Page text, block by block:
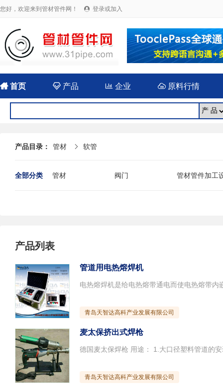
您好，欢迎来到管材管件网！  登录或加入
首页 产品  企业 原料行情
产品目录： 管材  软管
全部分类 管材 阀门
管材管件加工
产品列表
管道用电热熔焊机
青岛天智达高科产业发展有限公司
麦太保挤出式焊枪
青岛天智达高科产业发展有限公司